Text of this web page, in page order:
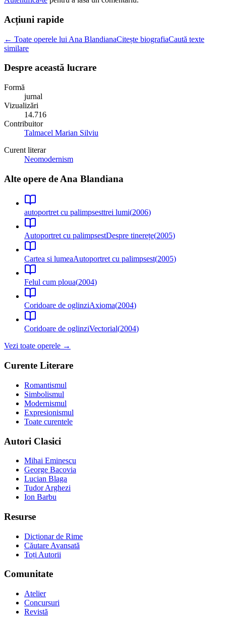
Acțiuni rapide
← Toate operele lui Ana BlandianaCitește biografiaCaută texte
similare
Despre această lucrare
Formă
jurnal
Vizualizări
14.716
Contribuitor
Talmacel Marian Silviu
Curent literar
Neomodernism
Alte opere de Ana Blandiana
autoportret cu palimpsesttrei lumi(2006)
Autoportret cu palimpsestDespre tinerețe(2005)
Cartea si lumeaAutoportret cu palimpsest(2005)
Felul cum ploua(2004)
Coridoare de oglinziAxioma(2004)
Coridoare de oglinziVectorial(2004)
Vezi toate operele →
Curente Literare
Romantismul
Simbolismul
Modernismul
Expresionismul
Toate curentele
Autori Clasici
Mihai Eminescu
George Bacovia
Lucian Blaga
Tudor Arghezi
Ion Barbu
Resurse
Dicționar de Rime
Căutare Avansată
Toți Autorii
Comunitate
Atelier
Concursuri
Revistă